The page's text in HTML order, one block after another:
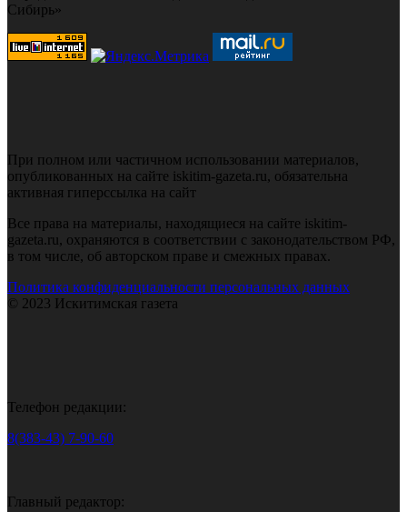
Сибирь»
При полном или частичном использовании материалов,
опубликованных на сайте iskitim-gazeta.ru, обязательна
активная гиперссылка на сайт
Все права на материалы, находящиеся на сайте iskitim-
gazeta.ru, охраняются в соответствии с законодательством РФ,
в том числе, об авторском праве и смежных правах.
Политика конфиденциальности персональных данных
© 2023 Искитимская газета
Телефон редакции:
8(383-43) 7-90-60
Главный редактор: